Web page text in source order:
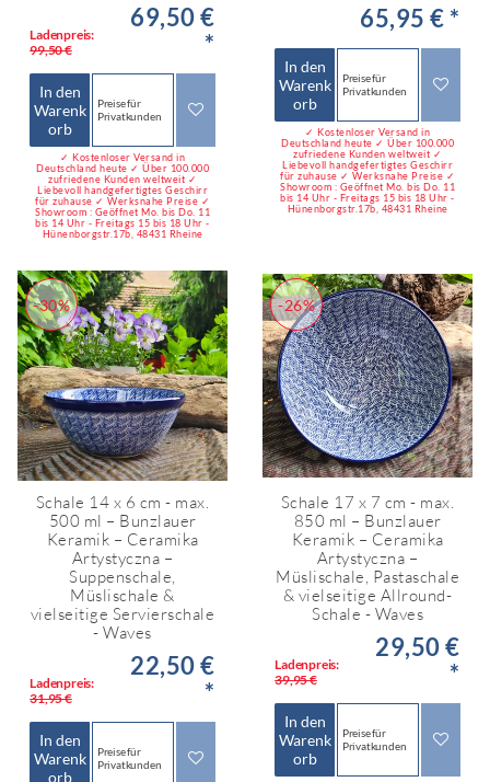
Ladenpreis:
99,50 €
69,50 €
*
In den
Warenk
orb
Preise für
Privatkunden
✓ Kostenloser Versand in
Deutschland heute ✓ Über 100.000
zufriedene Kunden weltweit ✓
Liebevoll handgefertigtes Geschirr
für zuhause ✓ Werksnahe Preise ✓
Showroom : Geöffnet Mo. bis Do. 11
bis 14 Uhr - Freitags 15 bis 18 Uhr -
Hünenborgstr.17b, 48431 Rheine
65,95 € *
In den
Warenk
orb
Preise für
Privatkunden
✓ Kostenloser Versand in
Deutschland heute ✓ Über 100.000
zufriedene Kunden weltweit ✓
Liebevoll handgefertigtes Geschirr
für zuhause ✓ Werksnahe Preise ✓
Showroom : Geöffnet Mo. bis Do. 11
bis 14 Uhr - Freitags 15 bis 18 Uhr -
Hünenborgstr.17b, 48431 Rheine
-30%
Schale 14 x 6 cm - max.
500 ml – Bunzlauer
Keramik – Ceramika
Artystyczna –
Suppenschale,
Müslischale &
vielseitige Servierschale
- Waves
Ladenpreis:
31,95 €
22,50 €
*
In den
Warenk
orb
Preise für
Privatkunden
-26%
Schale 17 x 7 cm - max.
850 ml – Bunzlauer
Keramik – Ceramika
Artystyczna –
Müslischale, Pastaschale
& vielseitige Allround-
Schale - Waves
Ladenpreis:
39,95 €
29,50 €
*
In den
Warenk
orb
Preise für
Privatkunden